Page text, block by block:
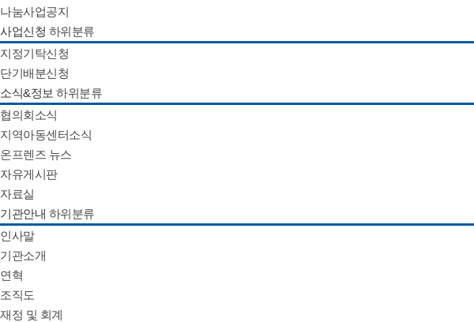
나눔사업공지
사업신청 하위분류
지정기탁신청
단기배분신청
소식&정보 하위분류
협의회소식
지역아동센터소식
온프렌즈 뉴스
자유게시판
자료실
기관안내 하위분류
인사말
기관소개
연혁
조직도
재정 및 회계